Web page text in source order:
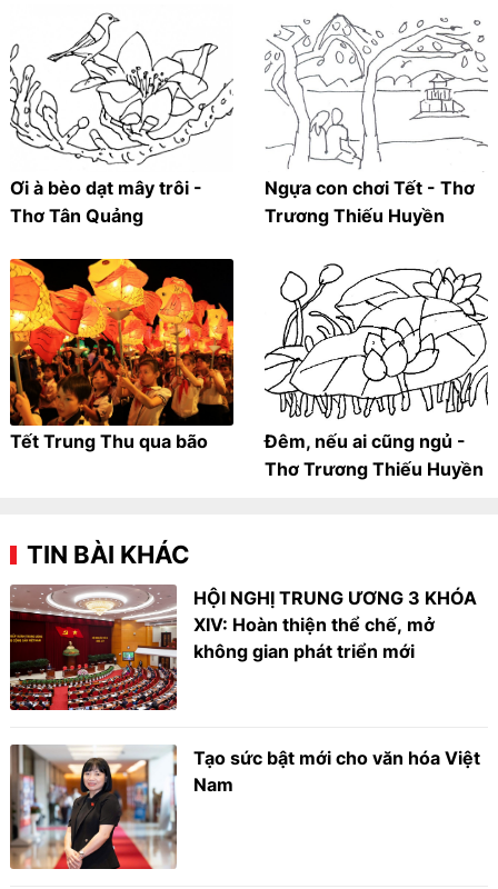
Ơi à bèo dạt mây trôi -
Thơ Tân Quảng
Ngựa con chơi Tết - Thơ
Trương Thiếu Huyền
Tết Trung Thu qua bão
Đêm, nếu ai cũng ngủ -
Thơ Trương Thiếu Huyền
TIN BÀI KHÁC
HỘI NGHỊ TRUNG ƯƠNG 3 KHÓA
XIV: Hoàn thiện thể chế, mở
không gian phát triển mới
Tạo sức bật mới cho văn hóa Việt
Nam